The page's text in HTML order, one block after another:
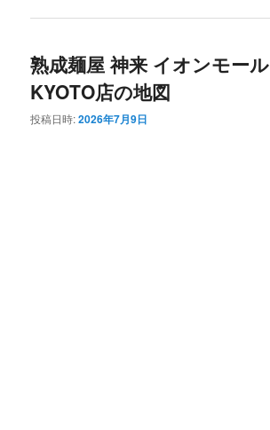
熟成麺屋 神来 イオンモール
KYOTO店の地図
投稿日時:2026年7月9日